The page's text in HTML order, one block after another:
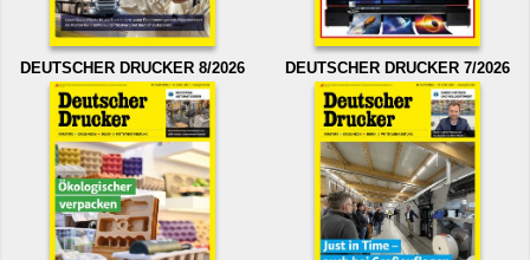
DEUTSCHER DRUCKER 8/2026 DEUTSCHER DRUCKER 7/2026